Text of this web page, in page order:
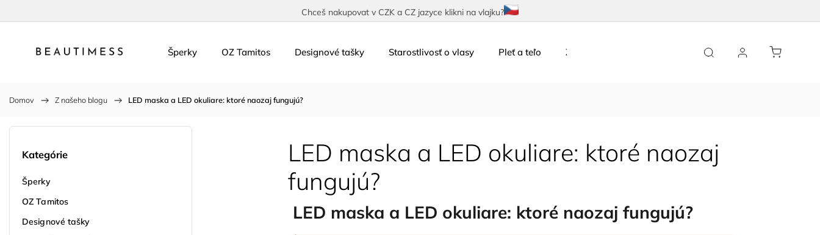
Chceš nakupovat v CZK a CZ jazyce klikni na vlajku?
Šperky OZ Tamitos Designové tašky Starostlivosť o vlasy Pleť a teľo Ženské zdravie Limitované kolekcie
Domov / Z našeho blogu / LED maska a LED okuliare: ktoré naozaj fungujú?
Kategórie
Šperky
OZ Tamitos
Designové tašky
LED maska a LED okuliare: ktoré naozaj
fungujú?
LED maska a LED okuliare: ktoré naozaj fungujú?